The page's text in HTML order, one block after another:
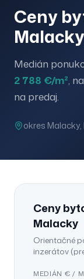
Ceny
Malacky
Medián
2 788 €/m²,
na predaj.
okres Malacky,
Ceny
Malacky
Orientačné
inzerátov
MEDIÁN € /